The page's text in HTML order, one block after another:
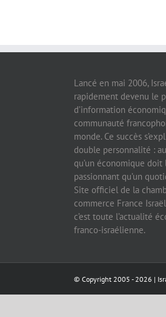
Lancé en mai 2006,
rapidement devenu le
d’information
communauté
monde. Ce succès
double personnalité :
qu’un économique doit
passionnant qu’un
Site officiel de la
commerce France
c’est toute l’actualité
franco-israélienne.
© Copyright 2005 -2026 |